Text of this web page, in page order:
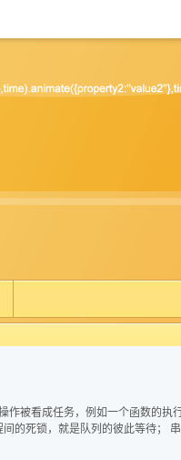
作被看成任务，例如一个函数的
的死锁，就是队列的彼此等待；